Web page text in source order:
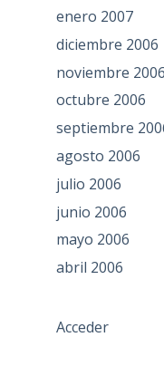
enero 2007
diciembre 2006
noviembre 2006
octubre 2006
septiembre
agosto 2006
julio 2006
junio 2006
mayo 2006
abril 2006
Acceder